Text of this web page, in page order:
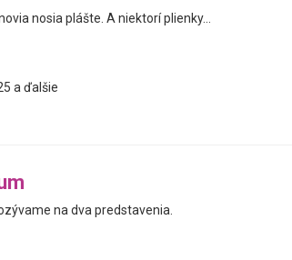
nosia plášte. A niektorí plienky...
a ďalšie
na dva predstavenia.